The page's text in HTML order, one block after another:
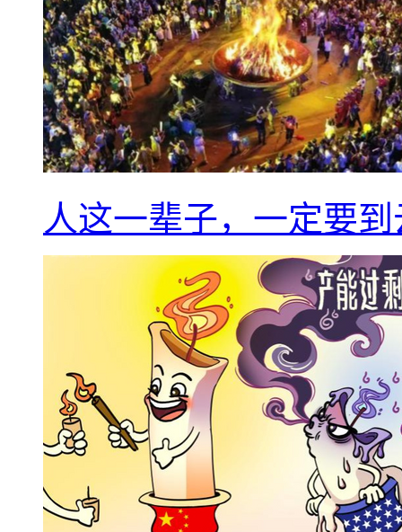
人这一辈子，一定要